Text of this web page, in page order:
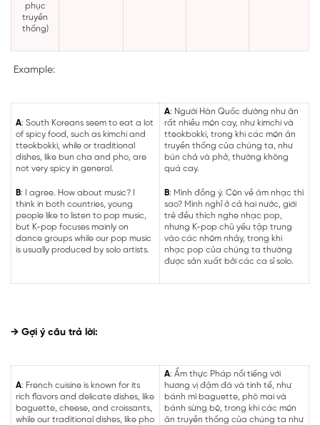
phục
truyền
thống)
Example:
A: South Koreans seem to eat a lot
of spicy food, such as kimchi and
tteokbokki, while or traditional
dishes, like bun cha and pho, are
not very spicy in general.
B: I agree. How about music? I
think in both countries, young
people like to listen to pop music,
but K-pop focuses mainly on
dance groups while our pop music
is usually produced by solo artists.
A: Người Hàn Quốc dường như ăn
rất nhiều món cay, như kimchi và
tteokbokki, trong khi các món ăn
truyền thống của chúng ta, như
bún chả và phở, thường không
quá cay.
B: Mình đồng ý. Còn về âm nhạc thì
sao? Mình nghĩ ở cả hai nước, giới
trẻ đều thích nghe nhạc pop,
nhưng K-pop chủ yếu tập trung
vào các nhóm nhảy, trong khi
nhạc pop của chúng ta thường
được sản xuất bởi các ca sĩ solo.
→ Gợi ý câu trả lời:
A: French cuisine is known for its
rich flavors and delicate dishes, like
baguette, cheese, and croissants,
while our traditional dishes, like pho
A: Ẩm thực Pháp nổi tiếng với
hương vị đậm đà và tinh tế, như
bánh mì baguette, phô mai và
bánh sừng bò, trong khi các món
ăn truyền thống của chúng ta như